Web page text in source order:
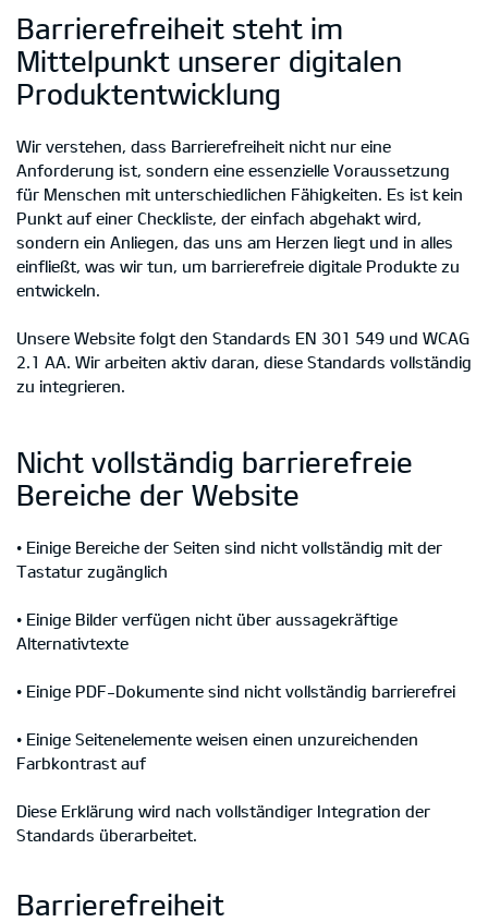
Barrierefreiheit steht im
Mittelpunkt unserer digitalen
Produktentwicklung
Wir verstehen, dass Barrierefreiheit nicht nur eine
Anforderung ist, sondern eine essenzielle Voraussetzung
für Menschen mit unterschiedlichen Fähigkeiten. Es ist kein
Punkt auf einer Checkliste, der einfach abgehakt wird,
sondern ein Anliegen, das uns am Herzen liegt und in alles
einfließt, was wir tun, um barrierefreie digitale Produkte zu
entwickeln.
Unsere Website folgt den Standards EN 301 549 und WCAG
2.1 AA. Wir arbeiten aktiv daran, diese Standards vollständig
zu integrieren.
Nicht vollständig barrierefreie
Bereiche der Website
• Einige Bereiche der Seiten sind nicht vollständig mit der
Tastatur zugänglich
• Einige Bilder verfügen nicht über aussagekräftige
Alternativtexte
• Einige PDF-Dokumente sind nicht vollständig barrierefrei
• Einige Seitenelemente weisen einen unzureichenden
Farbkontrast auf
Diese Erklärung wird nach vollständiger Integration der
Standards überarbeitet.
Barrierefreiheit